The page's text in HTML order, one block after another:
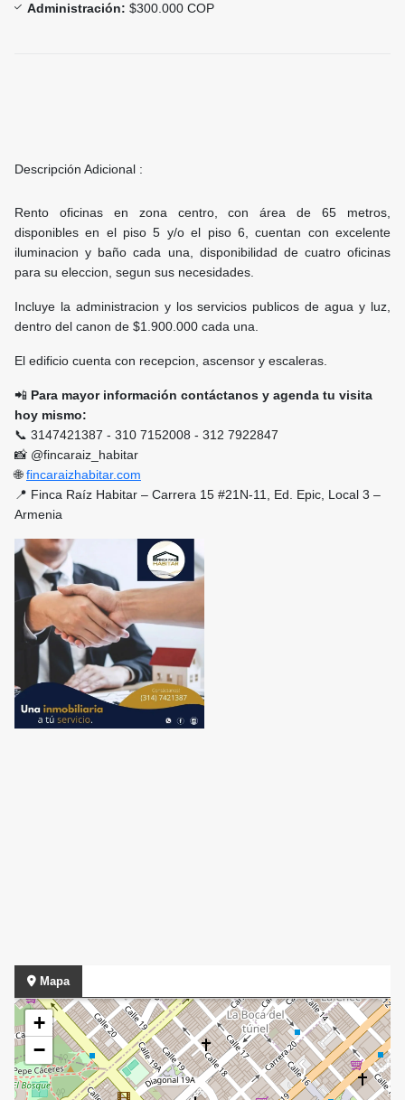
Administración: $300.000 COP
Descripción Adicional :
Rento oficinas en zona centro, con área de 65 metros,
disponibles en el piso 5 y/o el piso 6, cuentan con excelente
iluminacion y baño cada una, disponibilidad de cuatro oficinas
para su eleccion, segun sus necesidades.
Incluye la administracion y los servicios publicos de agua y luz,
dentro del canon de $1.900.000 cada una.
El edificio cuenta con recepcion, ascensor y escaleras.
📲 Para mayor información contáctanos y agenda tu visita
hoy mismo:
📞 3147421387 - 310 7152008 - 312 7922847
📸 @fincaraiz_habitar
🌐fincaraizhabitar.com
📍 Finca Raíz Habitar – Carrera 15 #21N-11, Ed. Epic, Local 3 –
Armenia
Mapa
+
−